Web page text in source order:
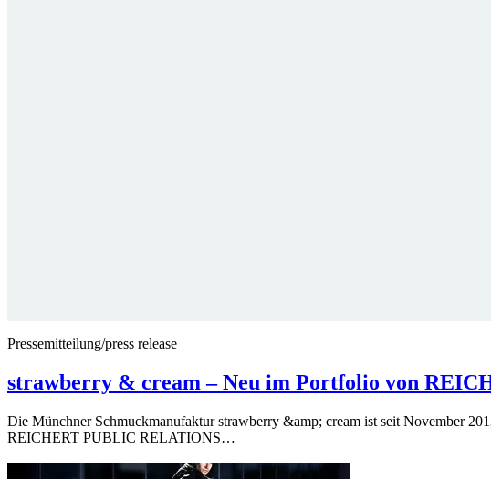
Pressemitteilung/press release
strawberry & cream – Neu im Portfolio von
Die Münchner Schmuckmanufaktur strawberry &amp; cream ist seit November
REICHERT PUBLIC RELATIONS…